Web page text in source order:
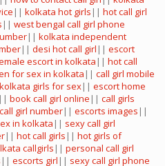
|| kolkata hot girls || hot call girl
|| west bengal call girl phone
|| kolkata independent
|| desi hot call girl || escort
escort in kolkata || hot call
for sex in kolkata || call girl mobile
kolkata girls for sex|| escort home
|| book call girl online || call girls
girl number|| escorts images ||
in kolkata || sexy call girl
|| hot call girls || hot girls of
callgirls || personal call girl
|| escorts girl || sexy call girl phone